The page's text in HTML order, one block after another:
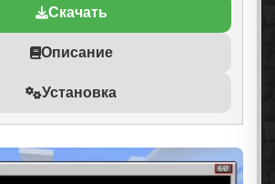
Скачать
Описание
Установка